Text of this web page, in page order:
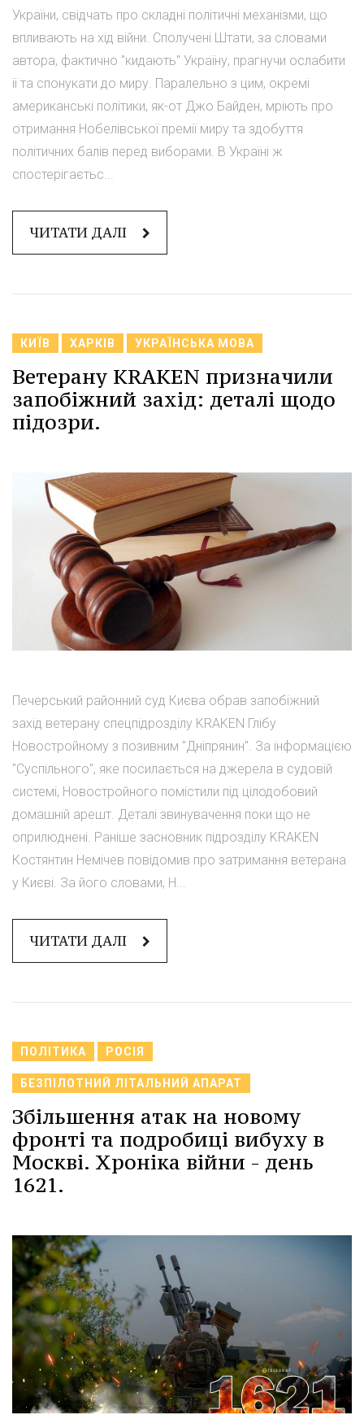
України, свідчать про складні політичні механізми, що
впливають на хід війни. Сполучені Штати, за словами
автора, фактично "кидають" Україну, прагнучи ослабити
її та спонукати до миру. Паралельно з цим, окремі
американські політики, як-от Джо Байден, мріють про
отримання Нобелівської премії миру та здобуття
політичних балів перед виборами. В Україні ж
спостерігаєтьс...
ЧИТАТИ ДАЛІ
КИЇВ ХАРКІВ УКРАЇНСЬКА МОВА
Ветерану KRAKEN призначили
запобіжний захід: деталі щодо
підозри.
Печерський районний суд Києва обрав запобіжний
захід ветерану спецпідрозділу KRAKEN Глібу
Новостройному з позивним "Дніпрянин". За інформацією
"Суспільного", яке посилається на джерела в судовій
системі, Новостройного помістили під цілодобовий
домашній арешт. Деталі звинувачення поки що не
оприлюднені. Раніше засновник підрозділу KRAKEN
Костянтин Немічев повідомив про затримання ветерана
у Києві. За його словами, Н...
ЧИТАТИ ДАЛІ
ПОЛІТИКА РОСІЯ
БЕЗПІЛОТНИЙ ЛІТАЛЬНИЙ АПАРАТ
Збільшення атак на новому
фронті та подробиці вибуху в
Москві. Хроніка війни - день
1621.